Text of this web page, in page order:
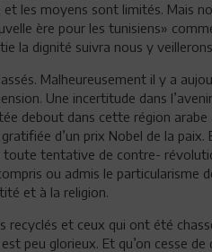
les moyens sont limités. Mais
ère pour les tunisiens»
la dignité suivra nous y
Malheureusement il y a
Une incertitude dans
debout dans cette région
d’un prix Nobel de la paix.
tentative de contre-
ou admis le particularisme
et à la religion.
recyclés et ceux qui ont été
peu glorieux. Et qu’on cesse